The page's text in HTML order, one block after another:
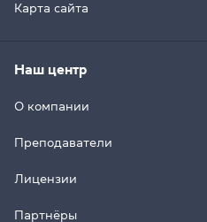
Карта сайта
Наш центр
О компании
Преподаватели
Лицензии
Партнёры